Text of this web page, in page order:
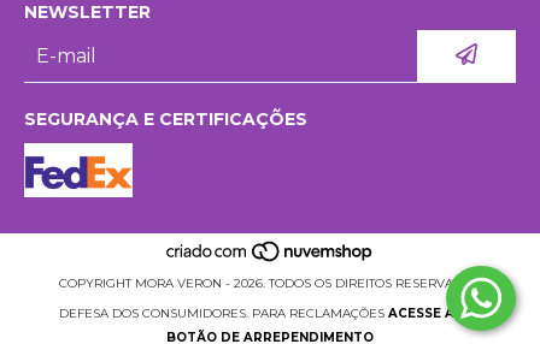
NEWSLETTER
SEGURANÇA E CERTIFICAÇÕES
COPYRIGHT MORA VERON - 2026. TODOS OS DIREITOS RESERVADOS.
DEFESA DOS CONSUMIDORES. PARA RECLAMAÇÕES ACESSE AQUI.
BOTÃO DE ARREPENDIMENTO